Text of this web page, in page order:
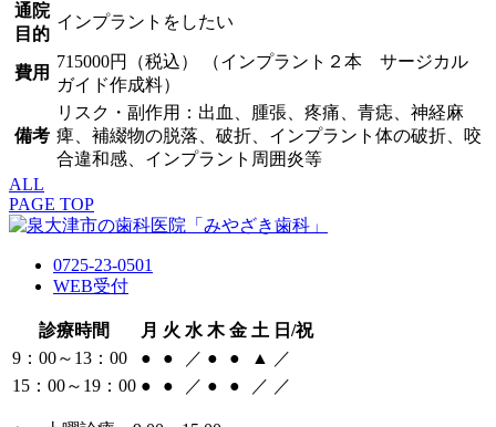
通院
目的
インプラントをしたい
費用
715000円（税込） （インプラント２本 サージカル
ガイド作成料）
備考
リスク・副作用：出血、腫張、疼痛、青痣、神経麻
痺、補綴物の脱落、破折、インプラント体の破折、咬
合違和感、インプラント周囲炎等
ALL
PAGE TOP
0725-23-0501
WEB受付
診療時間 月 火 水 木 金 土 日/祝
9：00～13：00
● ● ／ ● ● ▲
／
15：00～19：00 ● ● ／ ● ● ／ ／